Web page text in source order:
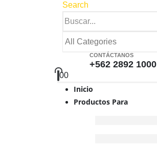
Search
CONTÁCTANOS
+562 2892 1000
00
Inicio
Productos Para